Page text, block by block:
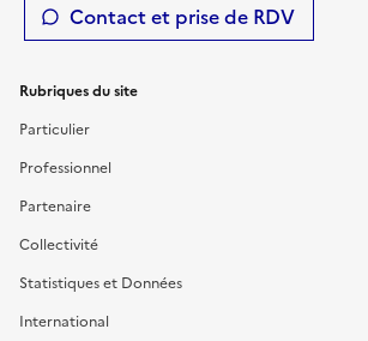
Contact et prise de RDV
Rubriques du site
Particulier
Professionnel
Partenaire
Collectivité
Statistiques et Données
International